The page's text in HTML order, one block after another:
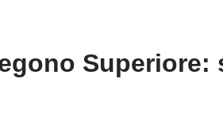
Superiore: